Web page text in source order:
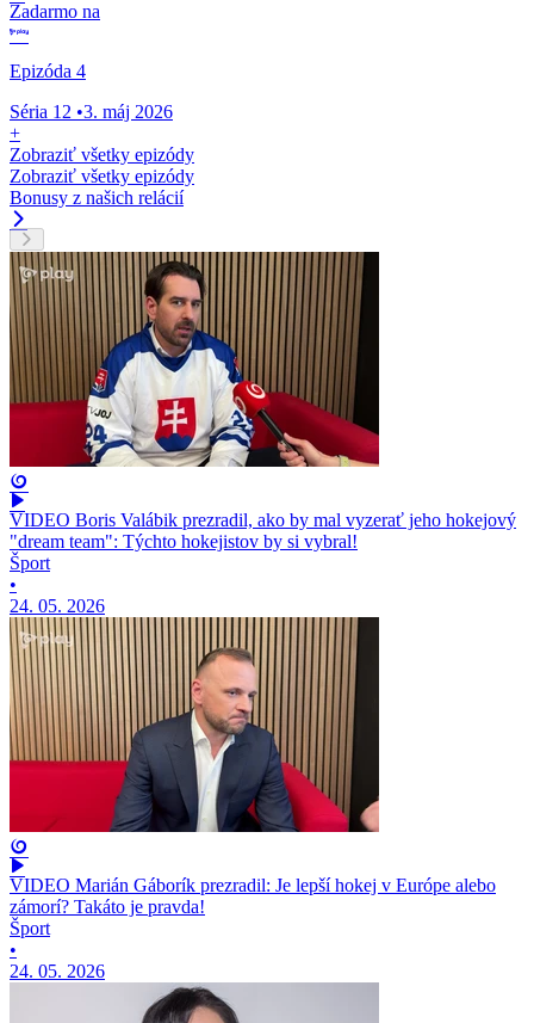
Zadarmo na
Epizóda 4
Séria 12 •3. máj 2026
+
Zobraziť všetky epizódy
Zobraziť všetky epizódy
Bonusy z našich relácií
VIDEO Boris Valábik prezradil, ako by mal vyzerať jeho hokejový
"dream team": Týchto hokejistov by si vybral!
Šport
•
24. 05. 2026
VIDEO Marián Gáborík prezradil: Je lepší hokej v Európe alebo
zámorí? Takáto je pravda!
Šport
•
24. 05. 2026